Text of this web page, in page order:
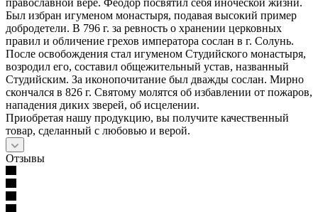
Был избран игуменом монастыря, подавая высокий пример
добродетели. В 796 г. за ревность о хранении церковных
правил и обличение грехов императора сослан в г. Солунь.
После освобождения стал игуменом Студийского монастыря,
возродил его, составил общежительный устав, названный
Студийским. За иконопочитание был дважды сослан. Мирно
скончался в 826 г. Святому молятся об избавлении от пожаров,
нападения диких зверей, об исцелении.
Приобретая нашу продукцию, вы получите качественный
товар, сделанный с любовью и верой.
Отзывы